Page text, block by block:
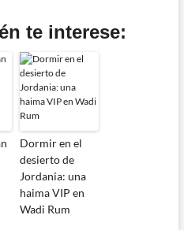
te interese:
Dormir en el
desierto de
Jordania: una
haima VIP en
Wadi Rum